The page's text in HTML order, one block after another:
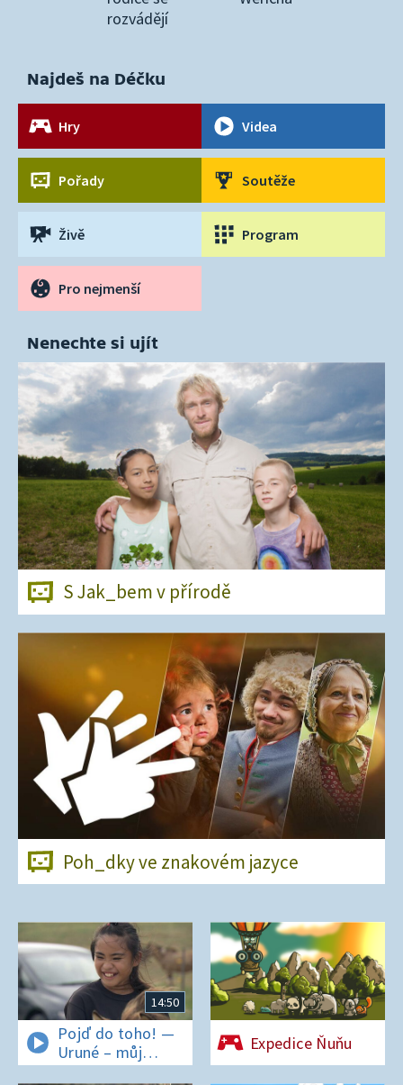
rozvádějí
Najdeš na Déčku
Hry Videa
Pořady Soutěže
Živě Program
Pro nejmenší
Nenechte si ujít
S Jak_bem v přírodě
Poh_dky ve znakovém jazyce
14:50
Pojď do toho! —
Uruné – můj
horský koník
Expedice Ňuňu